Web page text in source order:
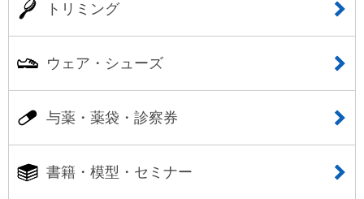
トリミング
ウェア・シューズ
与薬・薬袋・診察券
書籍・模型・セミナー